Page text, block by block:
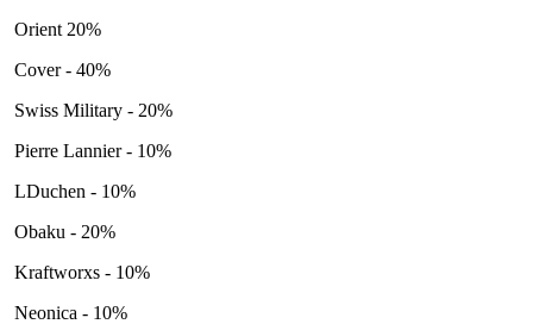
Orient 20%
Cover - 40%
Swiss Military - 20%
Pierre Lannier - 10%
LDuchen - 10%
Obaku - 20%
Kraftworxs - 10%
Neonica - 10%